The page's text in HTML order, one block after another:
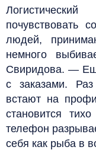
почувствовать
людей,
немного
Свиридова. —
с заказами.
встают на
становится
телефон
себя как рыба в